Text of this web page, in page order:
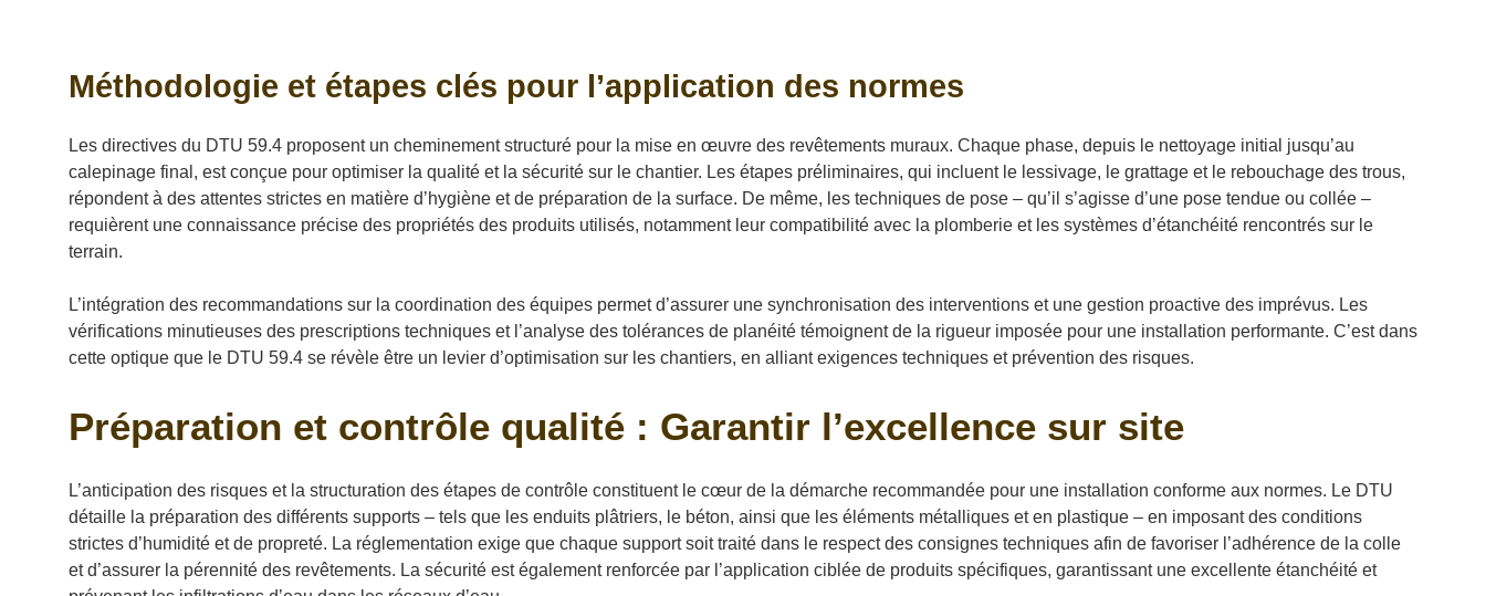
Méthodologie et étapes clés pour l’application des normes
Les directives du DTU 59.4 proposent un cheminement structuré pour la mise en œuvre des revêtements muraux. Chaque phase, depuis le nettoyage initial jusqu’au
calepinage final, est conçue pour optimiser la qualité et la sécurité sur le chantier. Les étapes préliminaires, qui incluent le lessivage, le grattage et le rebouchage des trous,
répondent à des attentes strictes en matière d’hygiène et de préparation de la surface. De même, les techniques de pose – qu’il s’agisse d’une pose tendue ou collée –
requièrent une connaissance précise des propriétés des produits utilisés, notamment leur compatibilité avec la plomberie et les systèmes d’étanchéité rencontrés sur le
terrain.
L’intégration des recommandations sur la coordination des équipes permet d’assurer une synchronisation des interventions et une gestion proactive des imprévus. Les
vérifications minutieuses des prescriptions techniques et l’analyse des tolérances de planéité témoignent de la rigueur imposée pour une installation performante. C’est dans
cette optique que le DTU 59.4 se révèle être un levier d’optimisation sur les chantiers, en alliant exigences techniques et prévention des risques.
Préparation et contrôle qualité : Garantir l’excellence sur site
L’anticipation des risques et la structuration des étapes de contrôle constituent le cœur de la démarche recommandée pour une installation conforme aux normes. Le DTU
détaille la préparation des différents supports – tels que les enduits plâtriers, le béton, ainsi que les éléments métalliques et en plastique – en imposant des conditions
strictes d’humidité et de propreté. La réglementation exige que chaque support soit traité dans le respect des consignes techniques afin de favoriser l’adhérence de la colle
et d’assurer la pérennité des revêtements. La sécurité est également renforcée par l’application ciblée de produits spécifiques, garantissant une excellente étanchéité et